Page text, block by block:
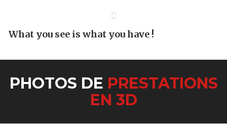
What you see is what you have !
PHOTOS DE PRESTATIONS
EN 3D